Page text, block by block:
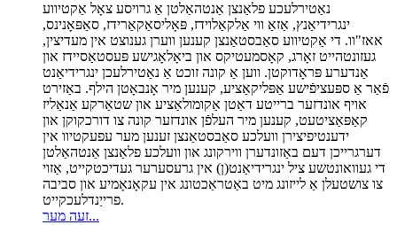
נאַטירלעכע פלאַנצן אַנטהאַלטן אַ גרויסע צאָל אַקטיווע
ינגרידיאַנץ, אַזאַ ווי אַלקאַלוידז, פּאָליסאַקאַרידז, סאַפּאָנינס,
אאז"וו. די אַקטיווע סאַבסטאַנצן קענען ווערן גענוצט אין מעדיצין,
געזונטהייט זאָרג, קאָסמעטיקס און ביאָלאָגישע פּעסטאַסיידז און
אַנדערע פּראָדוקטן. ווען אַ קונה זוכט אַ נאַטירלעכן ינגרידיאַנט
פֿאַר אַ ספּעציפֿישע אַפּליקאַציע, קענען מיר אָנבאָטן הילף. באַזירט
אויף אונדזער ברייטע דאַטן אַקומולאַציע און שטאַרקע אַנאַליז
קאַפּאַציטעט, קענען מיר העלפֿן אונדזער קונה צו דורכקוקן און
ידענטיפיצירן וועלכע סאַבסטאַנצן זענען מער עפעקטיוו אין
דערגרייכן דעם באַזונדערן ווירקונג און וועלכע פלאַנצן אַנטהאַלטן
די געוואונטשע ציל ינגרידיאַנט(ן) אין גרעסערער געדיכטקייט, אַזוי
צו צושטעלן אַ לייזונג מיט באַטראַכטונג אין עקאָנאָמיע און סביבה
פרייַנדלעכקייט.
זעה מער...